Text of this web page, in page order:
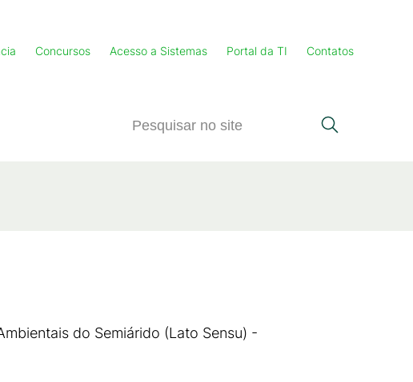
Concursos Acesso a Sistemas Portal da TI Contatos
do Semiárido (Lato Sensu) -